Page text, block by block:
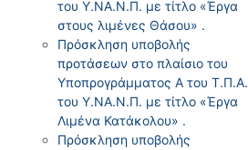
του Υ.ΝΑ.Ν.Π. με τίτλο «Έργα
στους λιμένες Θάσου» .
Πρόσκληση υποβολής
προτάσεων στο πλαίσιο του
Υποπρογράμματος Α του Τ.Π.Α.
του Υ.ΝΑ.Ν.Π. με τίτλο «Έργα
Λιμένα Κατάκολου» .
Πρόσκληση υποβολής